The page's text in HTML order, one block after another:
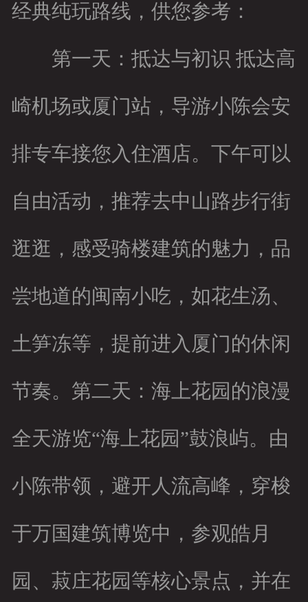
经典纯玩路线，供您参考：
第一天：抵达与初识 抵达高
崎机场或厦门站，导游小陈会安
排专车接您入住酒店。下午可以
自由活动，推荐去中山路步行街
逛逛，感受骑楼建筑的魅力，品
尝地道的闽南小吃，如花生汤、
土笋冻等，提前进入厦门的休闲
节奏。第二天：海上花园的浪漫
全天游览“海上花园”鼓浪屿。由
小陈带领，避开人流高峰，穿梭
于万国建筑博览中，参观皓月
园、菽庄花园等核心景点，并在